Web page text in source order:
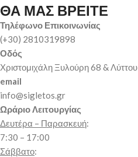
ΘΑ ΜΑΣ ΒΡΕΙΤΕ
Τηλέφωνο Επικοινωνίας
(+30) 2810319898
Οδός
Χριστομιχάλη Ξυλούρη 68 & Λύττου
email
info@sigletos.gr
Ωράριο Λειτουργίας
Δευτέρα – Παρασκευή:
7:30 – 17:00
Σάββατο: